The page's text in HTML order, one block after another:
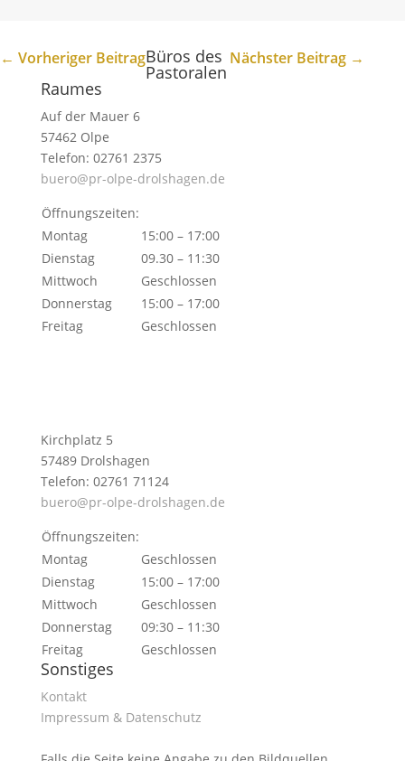
← Vorheriger Beitrag Nächster Beitrag →
Büros des
Pastoralen
Raumes
Auf der Mauer 6
57462 Olpe
Telefon: 02761 2375
buero@pr-olpe-drolshagen.de
Öffnungszeiten:
Montag
15:00 – 17:00
Dienstag
09.30 – 11:30
Mittwoch
Geschlossen
Donnerstag
15:00 – 17:00
Freitag
Geschlossen
Kirchplatz 5
57489 Drolshagen
Telefon: 02761 71124
buero@pr-olpe-drolshagen.de
Öffnungszeiten:
Montag
Geschlossen
Dienstag
15:00 – 17:00
Mittwoch
Geschlossen
Donnerstag
09:30 – 11:30
Freitag
Geschlossen
Sonstiges
Kontakt
Impressum & Datenschutz